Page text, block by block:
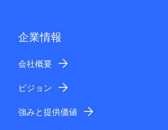
企業情報
会社概要
ビジョン
強みと提供価値